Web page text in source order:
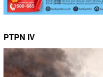
PTPN IV